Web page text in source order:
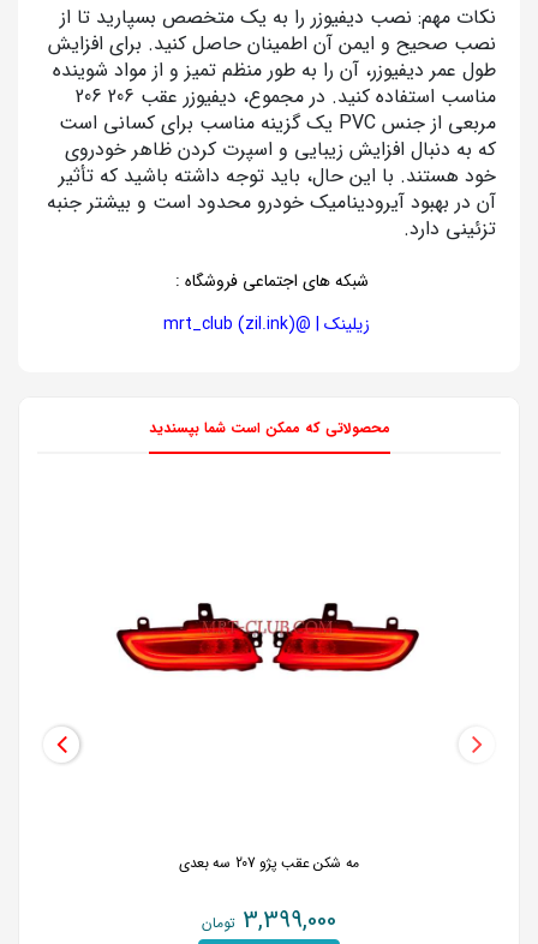
نکات مهم: نصب دیفیوزر را به یک متخصص بسپارید تا از
نصب صحیح و ایمن آن اطمینان حاصل کنید. برای افزایش
طول عمر دیفیوزر، آن را به طور منظم تمیز و از مواد شوینده
مناسب استفاده کنید. در مجموع، دیفیوزر عقب 206 206
مربعی از جنس PVC یک گزینه مناسب برای کسانی است
که به دنبال افزایش زیبایی و اسپرت کردن ظاهر خودروی
خود هستند. با این حال، باید توجه داشته باشید که تأثیر
آن در بهبود آیرودینامیک خودرو محدود است و بیشتر جنبه
تزئینی دارد.
شبکه های اجتماعی فروشگاه :
زیلینک | @mrt_club (zil.ink)
محصولاتی که ممکن است شما بپسندید
مه شکن عقب پژو 207 سه بعدی
3,399,000 تومان